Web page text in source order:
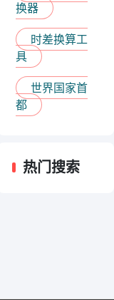
换器
时差换算工
具
世界国家首
都
热门搜索